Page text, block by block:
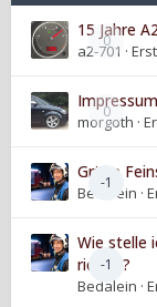
0
15 Jahre
a2-701 ·
0
Impressum
morgoth ·
-1
Grüne
Bedalein ·
-1
Wie stelle
richtig?
Bedalein ·